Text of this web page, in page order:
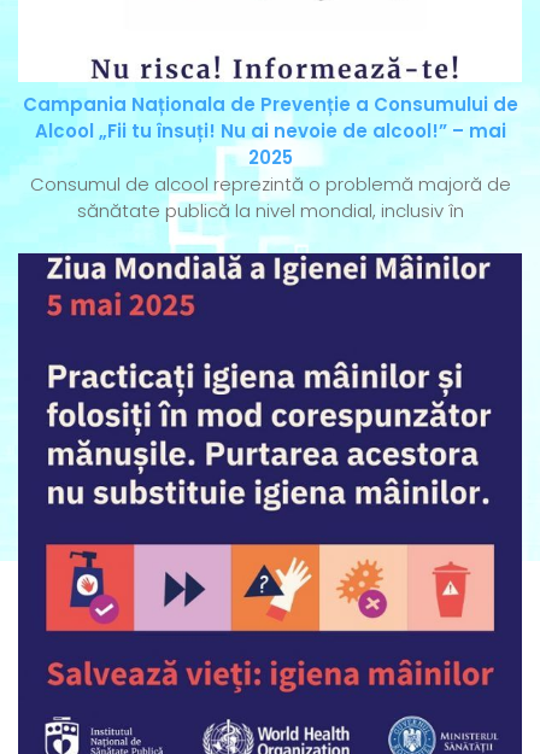
Campania Naționala de Prevenție a Consumului de
Alcool „Fii tu însuți! Nu ai nevoie de alcool!” – mai
2025
Consumul de alcool reprezintă o problemă majoră de
sănătate publică la nivel mondial, inclusiv în